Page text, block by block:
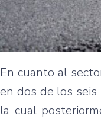
En cuanto al
en dos de los
la cual